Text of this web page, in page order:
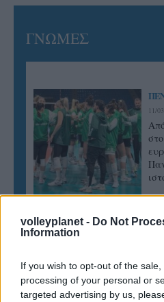
volleyplanet - Do Not
Information
If you wish to opt-out of the
processing of your personal or
targeted advertising by us,
ΓΝΩΜΕΣ
11/